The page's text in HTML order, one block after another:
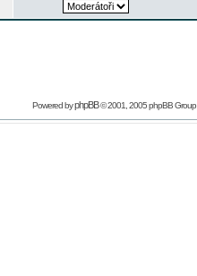
Powered byphpBB© 2001, 2005 phpBB Group